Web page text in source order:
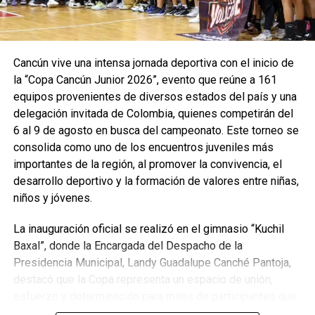
Cancún vive una intensa jornada deportiva con el inicio de
la “Copa Cancún Junior 2026”, evento que reúne a 161
equipos provenientes de diversos estados del país y una
delegación invitada de Colombia, quienes competirán del
6 al 9 de agosto en busca del campeonato. Este torneo se
consolida como uno de los encuentros juveniles más
importantes de la región, al promover la convivencia, el
desarrollo deportivo y la formación de valores entre niñas,
niños y jóvenes.
La inauguración oficial se realizó en el gimnasio “Kuchil
Baxal”, donde la Encargada del Despacho de la
Presidencia Municipal, Landy Guadalupe Canché Pantoja,
destacó que la Copa representa un espacio de unión,